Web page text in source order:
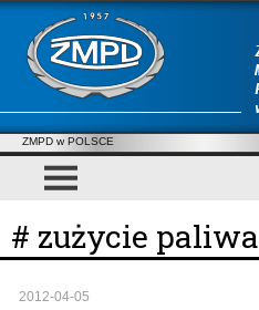
ZMPD w POLSCE
# zużycie paliwa
2012-04-05